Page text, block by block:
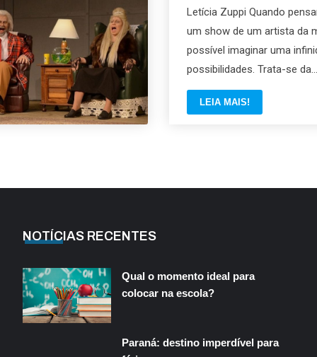
Letícia Zuppi Quando
um show de um artista da
possível imaginar uma
possibilidades. Trata-se da...
LEIA MAIS!
NOTÍCIAS RECENTES
Qual o momento ideal para
colocar na escola?
Paraná: destino imperdível para